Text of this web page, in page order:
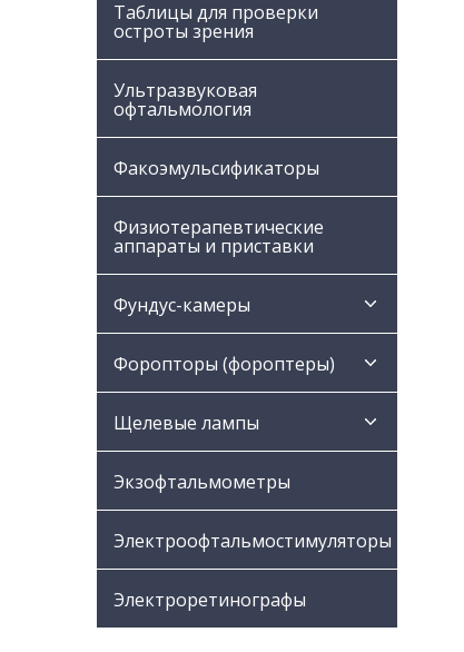
Таблицы для проверки
остроты зрения
Ультразвуковая
офтальмология
Факоэмульсификаторы
Физиотерапевтические
аппараты и приставки
Фундус-камеры
Форопторы (фороптеры)
Щелевые лампы
Экзофтальмометры
Электроофтальмостимуляторы
Электроретинографы